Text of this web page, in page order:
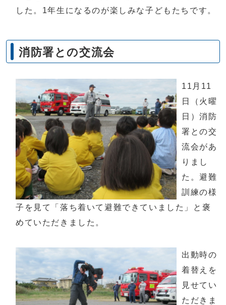
した。1年生になるのが楽しみな子どもたちです。
消防署との交流会
11月11
日（火曜
日）消防
署との交
流会があ
りまし
た。避難
訓練の様
子を見て「落ち着いて避難できていました」と褒
めていただきました。
出動時の
着替えを
見せてい
ただきま